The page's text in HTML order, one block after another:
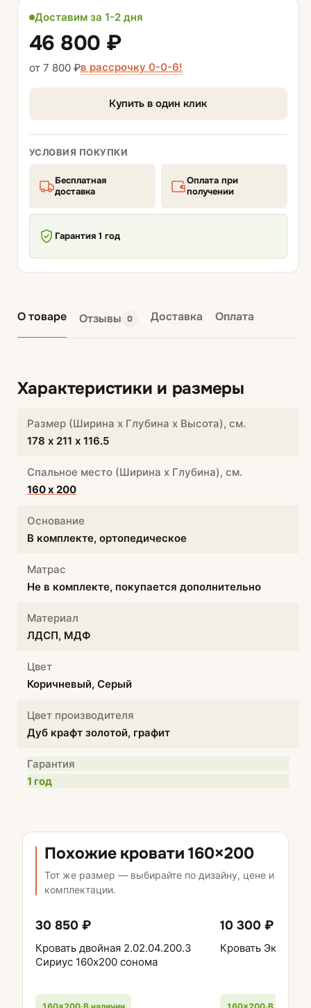
Доставим за 1-2 дня
46 800 ₽
от 7 800 ₽в рассрочку 0-0-6!
Купить в один клик
УСЛОВИЯ ПОКУПКИ
Бесплатная
доставка
Оплата при
получении
Гарантия 1 год
О товаре Отзывы 0 Доставка Оплата
Характеристики и размеры
Размер (Ширина х Глубина х Высота), см.
178 х 211 х 116.5
Спальное место (Ширина х Глубина), см.
160 х 200
Основание
В комплекте, ортопедическое
Матрас
Не в комплекте, покупается дополнительно
Материал
ЛДСП, МДФ
Цвет
Коричневый, Серый
Цвет производителя
Дуб крафт золотой, графит
Гарантия
1 год
Похожие кровати 160×200
Тот же размер — выбирайте по дизайну, цене и
комплектации.
30 850 ₽
Кровать двойная 2.02.04.200.3
Сириус 160х200 сонома
10 300 ₽
Кровать Эко 1,6